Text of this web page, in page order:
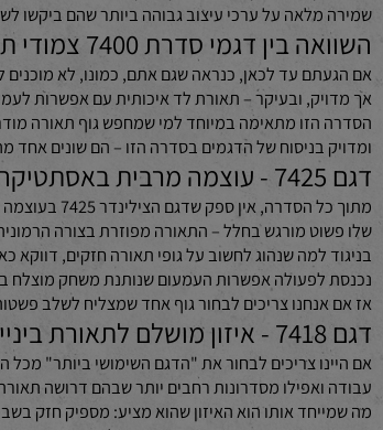
נותנים תפוקת אור שמקבילה לפעמים לפי כמה וכמה
בכלל על העובדה שאין צורך להחליף נורות כל
עסקיים שפתחו קליניקות פרטיות או חדר
על ערכי עיצוב גבוהה ביותר שהם ביקשו לשמר
סדרת 7400 צמודי תקרה יוקרתיים – מה באמת מתאים לכם?
ובעיקר – תאורת לד איכותית עם אפשרות לעמעום.
מתאימה במיוחד למי שמחפש גוף תאורה מודרני
של הדגמים בסדרה הזו – הם שונים אחד מהשני
מורגש בחלל – התאורה מפוזרת בצורה הרמונית
שנהוג לחשוב על גופי תאורה חזקים, דווקא כאן
אפשרות העמעום שנותנת משחק מוצלח בין אור
צריכים לבחור גוף אחד שמצליח לשלב פשטות עם